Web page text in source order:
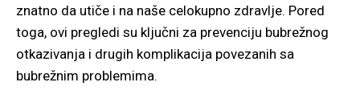
znatno da utiče i na naše celokupno zdravlje. Pored
toga, ovi pregledi su ključni za prevenciju bubrežnog
otkazivanja i drugih komplikacija povezanih sa
bubrežnim problemima.